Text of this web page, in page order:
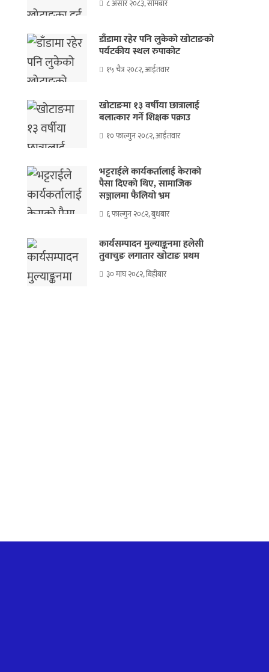
८ असार २०८३, सोमबार
डाँडामा रहेर पनि लुकेको खोटाङको
पर्यटकीय स्थल रुपाकोट
१५ चैत्र २०८२, आईतवार
खोटाङमा १३ वर्षीया छात्रालाई
बलात्कार गर्ने शिक्षक पक्राउ
१० फाल्गुन २०८२, आईतवार
भट्टराईले कार्यकर्तालाई केराको
पैसा दिएको थिए, सामाजिक
सञ्जालमा फैलियो भ्रम
६ फाल्गुन २०८२, बुधबार
कार्यसम्पादन मुल्याङ्कनमा हलेसी
तुवाचुङ लगातार खोटाङ प्रथम
३० माघ २०८२, बिहीबार